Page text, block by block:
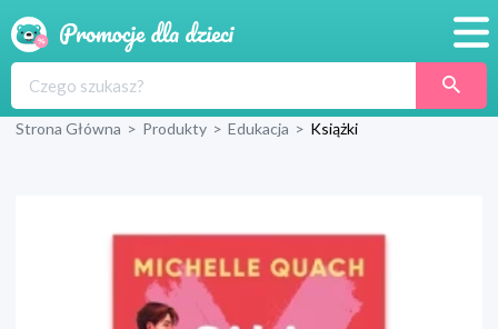
Produkty
Blog
Wyprawka
Strona Główna > Produkty > Edukacja > Książki